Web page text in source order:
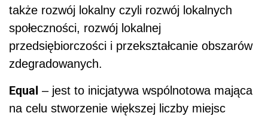
także rozwój lokalny czyli rozwój lokalnych
społeczności, rozwój lokalnej
przedsiębiorczości i przekształcanie obszarów
zdegradowanych.
Equal – jest to inicjatywa wspólnotowa mająca
na celu stworzenie większej liczby miejsc